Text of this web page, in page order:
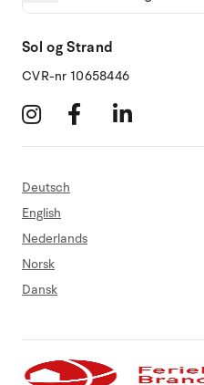
Sol og Strand
CVR-nr 10658446
Deutsch
English
Nederlands
Norsk
Dansk